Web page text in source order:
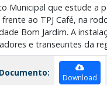
Municipal que estude a
ao TPJ Café, na
Bom Jardim. A
e transeuntes da
Documento: Download